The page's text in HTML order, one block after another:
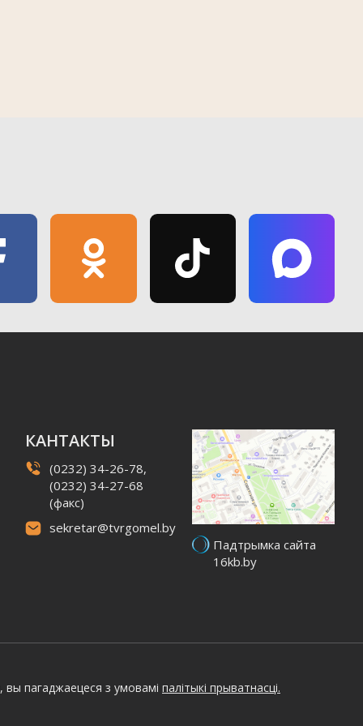
03.08.2026
КАНТАКТЫ
(0232) 34-26-78,
(0232) 34-27-68
(факс)
sekretar@tvrgomel.by
Падтрымка сайта
16kb.by
пагаджаецеся з умовамі палітыкі прыватнасці.